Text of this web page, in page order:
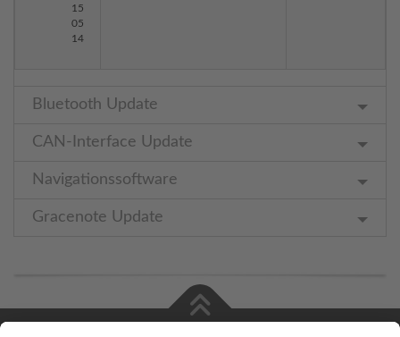
15
05
14
Bluetooth Update
CAN-Interface Update
Navigationssoftware
Gracenote Update